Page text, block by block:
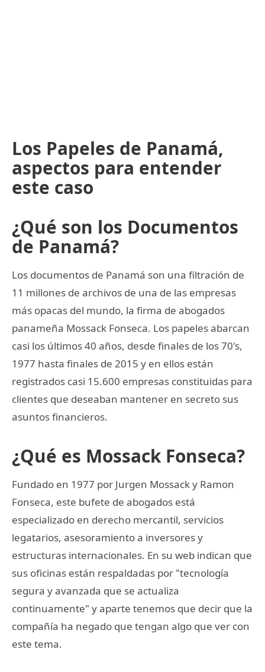
Los Papeles de Panamá,
aspectos para entender
este caso
¿Qué son los Documentos
de Panamá?
Los documentos de Panamá son una filtración de
11 millones de archivos de una de las empresas
más opacas del mundo, la firma de abogados
panameña Mossack Fonseca. Los papeles abarcan
casi los últimos 40 años, desde finales de los 70's,
1977 hasta finales de 2015 y en ellos están
registrados casi 15.600 empresas constituidas para
clientes que deseaban mantener en secreto sus
asuntos financieros.
¿Qué es Mossack Fonseca?
Fundado en 1977 por Jurgen Mossack y Ramon
Fonseca, este bufete de abogados está
especializado en derecho mercantil, servicios
legatarios, asesoramiento a inversores y
estructuras internacionales. En su web indican que
sus oficinas están respaldadas por "tecnología
segura y avanzada que se actualiza
continuamente" y aparte tenemos que decir que la
compañía ha negado que tengan algo que ver con
este tema.